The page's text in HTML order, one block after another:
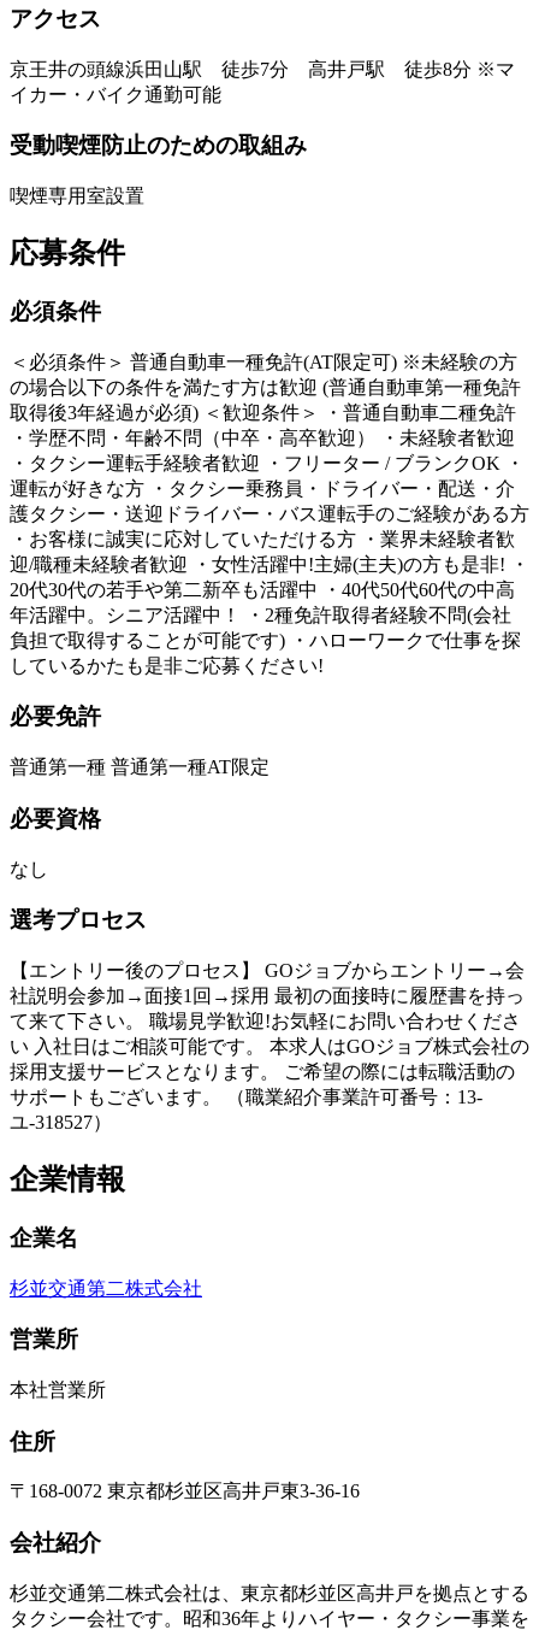
アクセス
京王井の頭線浜田山駅 徒歩7分 高井戸駅 徒歩8分 ※マ
イカー・バイク通勤可能
受動喫煙防止のための取組み
喫煙専用室設置
応募条件
必須条件
＜必須条件＞ 普通自動車一種免許(AT限定可) ※未経験の方
の場合以下の条件を満たす方は歓迎 (普通自動車第一種免許
取得後3年経過が必須) ＜歓迎条件＞ ・普通自動車二種免許
・学歴不問・年齢不問（中卒・高卒歓迎） ・未経験者歓迎
・タクシー運転手経験者歓迎 ・フリーター / ブランクOK ・
運転が好きな方 ・タクシー乗務員・ドライバー・配送・介
護タクシー・送迎ドライバー・バス運転手のご経験がある方
・お客様に誠実に応対していただける方 ・業界未経験者歓
迎/職種未経験者歓迎 ・女性活躍中!主婦(主夫)の方も是非! ・
20代30代の若手や第二新卒も活躍中 ・40代50代60代の中高
年活躍中。シニア活躍中！ ・2種免許取得者経験不問(会社
負担で取得することが可能です) ・ハローワークで仕事を探
しているかたも是非ご応募ください!
必要免許
普通第一種 普通第一種AT限定
必要資格
なし
選考プロセス
【エントリー後のプロセス】 GOジョブからエントリー→会
社説明会参加→面接1回→採用 最初の面接時に履歴書を持っ
て来て下さい。 職場見学歓迎!お気軽にお問い合わせくださ
い 入社日はご相談可能です。 本求人はGOジョブ株式会社の
採用支援サービスとなります。 ご希望の際には転職活動の
サポートもございます。 （職業紹介事業許可番号：13-
ユ-318527）
企業情報
企業名
杉並交通第二株式会社
営業所
本社営業所
住所
〒168-0072 東京都杉並区高井戸東3‐36‐16
会社紹介
杉並交通第二株式会社は、東京都杉並区高井戸を拠点とする
タクシー会社です。昭和36年よりハイヤー・タクシー事業を